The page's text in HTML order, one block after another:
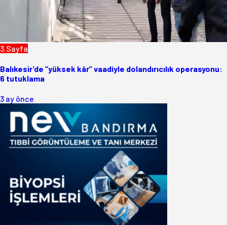
3.Sayfa
Balıkesir’de “yüksek kâr” vaadiyle dolandırıcılık operasyonu:
6 tutuklama
3 ay önce